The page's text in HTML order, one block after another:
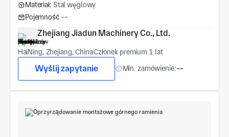
Materiał: Stal węglowy
Pojemność --
Zhejiang Jiadun Machinery Co., Ltd.
HaiNing, Zhejiang, ChinaCzłonek premium 1 lat
Wyślij zapytanie Min. zamówienie:--